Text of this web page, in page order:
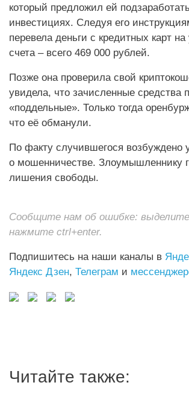
который предложил ей
инвестициях. Следуя его
перевела деньги с кредитных карт на
счета – всего 469 000 рублей.
Позже она проверила свой
увидела, что зачисленные средства
«поддельные». Только тогда
что её обманули.
По факту случившегося возбуждено
о мошенничестве. Злоумышленнику
лишения свободы.
Сообщите нам об ошибке:
нажмите ctrl+enter.
Подпишитесь на наши каналы в
Яндекс Дзен, Телеграм и
Читайте также: